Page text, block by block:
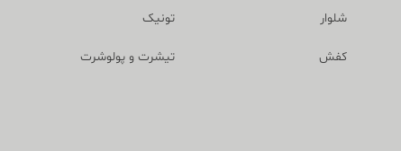
شلوار
کفش
تونیک
تیشرت و پولوشرت